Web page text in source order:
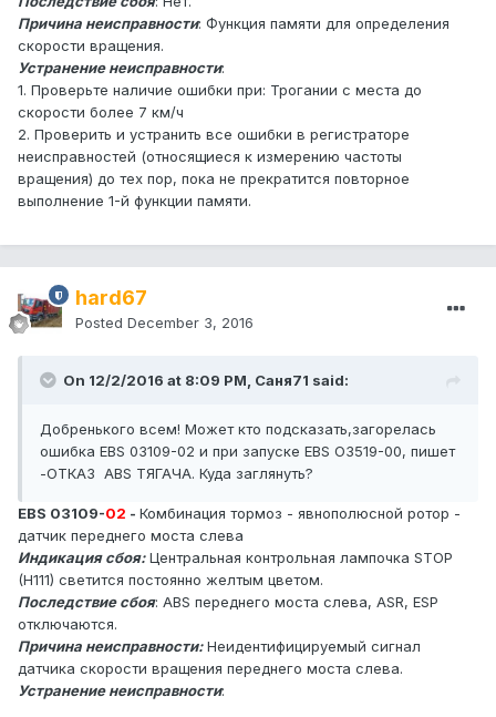
Причина неисправности: Функция памяти для определения
скорости вращения.
Устранение неисправности:
1. Проверьте наличие ошибки при: Трогании с места до
скорости более 7 км/ч
2. Проверить и устранить все ошибки в регистраторе
неисправностей (относящиеся к измерению частоты
вращения) до тех пор, пока не прекратится повторное
выполнение 1-й функции памяти.
hard67
Posted December 3, 2016
On 12/2/2016 at 8:09 PM, Саня71 said:
Добренького всем! Может кто подсказать,загорелась
ошибка EBS 03109-02 и при запуске EBS O3519-00, пишет
-ОТКАЗ ABS ТЯГАЧА. Куда заглянуть?
EBS 03109-02 - Комбинация тормоз - явнополюсной ротор -
датчик переднего моста слева
Индикация сбоя:Центральная контрольная лампочка STOP
(H111) светится постоянно желтым цветом.
Последствие сбоя: ABS переднего моста слева, ASR, ESP
отключаются.
Причина неисправности:Неидентифицируемый сигнал
датчика скорости вращения переднего моста слева.
Устранение неисправности: